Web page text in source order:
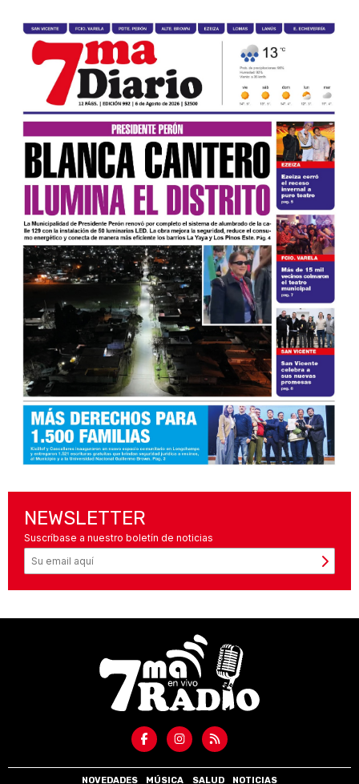
NEWSLETTER
Suscríbase a nuestro boletín de noticias
NOVEDADES MÚSICA SALUD NOTICIAS